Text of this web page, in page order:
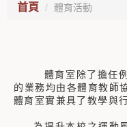
首頁 體育活動
體育室除了擔任例
的業務均由各體育教師
體育室實兼具了教學與